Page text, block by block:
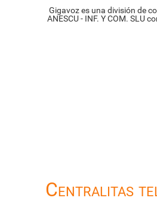
Gigavoz es una división de
ANESCU - INF. Y COM. SLU
Centralitas